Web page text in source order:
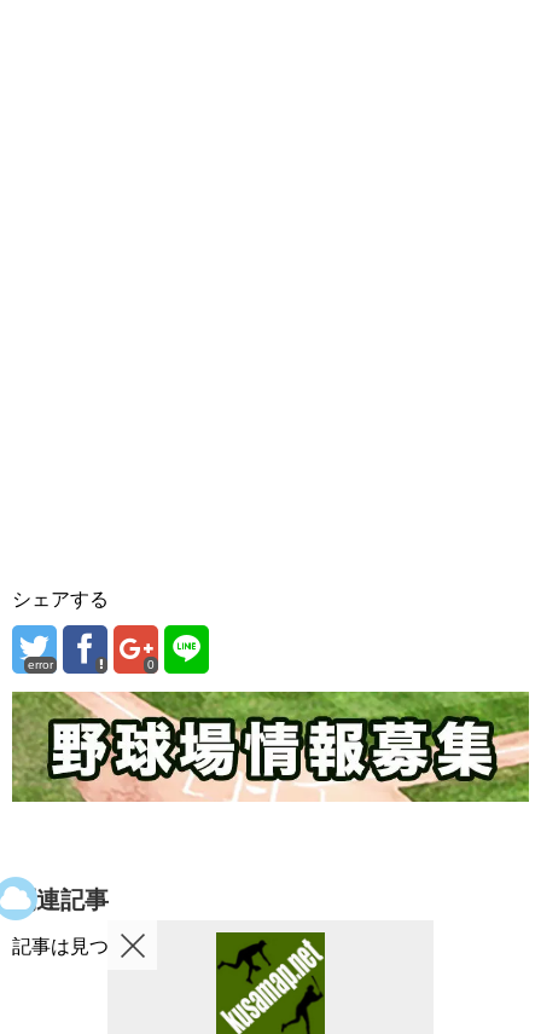
シェアする
error 0
関連記事
記事は見つかりませんでした。